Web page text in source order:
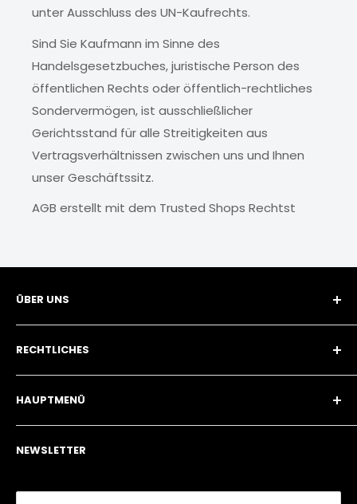
unter Ausschluss des UN-Kaufrechts.
Sind Sie Kaufmann im Sinne des
Handelsgesetzbuches, juristische Person des
öffentlichen Rechts oder öffentlich-rechtliches
Sondervermögen, ist ausschließlicher
Gerichtsstand für alle Streitigkeiten aus
Vertragsverhältnissen zwischen uns und Ihnen
unser Geschäftssitz.
AGB erstellt mit dem Trusted Shops Rechtst
ÜBER UNS
Hux Home (ISolarPro GmbH)
+49 179 66 22 958
angebot@isolarpro.de
RECHTLICHES
Wiederruf
Impressum
Datenschutzerklärung
AGB
HAUPTMENÜ
Home
Kategorien
NEWSLETTER